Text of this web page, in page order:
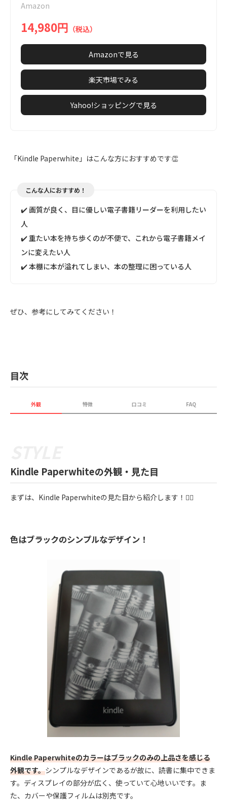
7
Amazon
14,980円 （税込）
Amazonで見る
楽天市場でみる
Yahoo!ショッピングで見る
「Kindle Paperwhite」はこんな方におすすめです👏
こんな人におすすめ！
✔️ 画質が良く、目に優しい電子書籍リーダーを利用したい
人
✔️ 重たい本を持ち歩くのが不便で、これから電子書籍メイ
ンに変えたい人
✔️ 本棚に本が溢れてしまい、本の整理に困っている人
ぜひ、参考にしてみてください！
目次
外観 特徴 口コミ FAQ
Kindle Paperwhiteの外観・見た目
まずは、Kindle Paperwhiteの見た目から紹介します！💁‍♀️
色はブラックのシンプルなデザイン！
Kindle Paperwhiteのカラーはブラックのみの上品さを感じる
外観です。シンプルなデザインであるが故に、読書に集中できま
す。ディスプレイの部分が広く、使っていて心地いいです。ま
た、カバーや保護フィルムは別売です。